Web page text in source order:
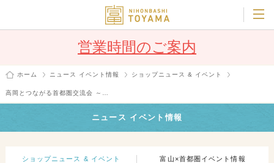
営業時間のご案内
ホーム ニュース イベント情報 ショップニュース & イベント
高岡とつながる首都圏交流会 ～…
ニュース イベント情報
ショップニュース & イベント 富山×首都圏イベント情報